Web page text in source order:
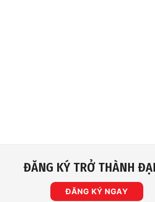
ĐĂNG KÝ TRỞ THÀNH
ĐĂNG KÝ NGAY